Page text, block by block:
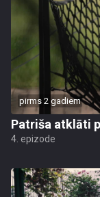
pirms 2 gadiem
Patriša atklāti
4. epizode